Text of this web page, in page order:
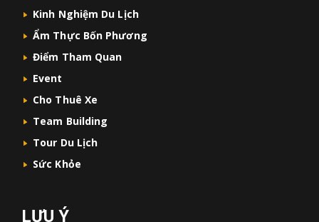
Kinh Nghiệm Du Lịch
Ẩm Thực Bốn Phương
Điểm Tham Quan
Event
Cho Thuê Xe
Team Building
Tour Du Lịch
Sức Khỏe
LƯU Ý